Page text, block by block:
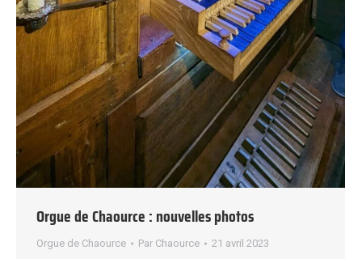
Orgue de Chaource : nouvelles photos
Orgue de Chaource Par Chaource 21 avril 2023